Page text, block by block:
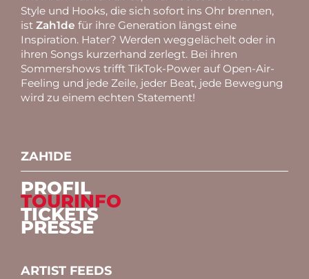
Style und Hooks, die sich sofort ins Ohr brennen,
ist Zah1de für ihre Generation längst eine
Inspiration. Hater? Werden weggelächelt oder in
ihren Songs kurzerhand zerlegt. Bei ihren
Sommershows trifft TikTok-Power auf Open-Air-
Feeling und jede Zeile, jeder Beat, jede Bewegung
wird zu einem echten Statement!
ZAH1DE
PROFIL
TOURINFO
TICKETS
PRESSE
ARTIST FEEDS